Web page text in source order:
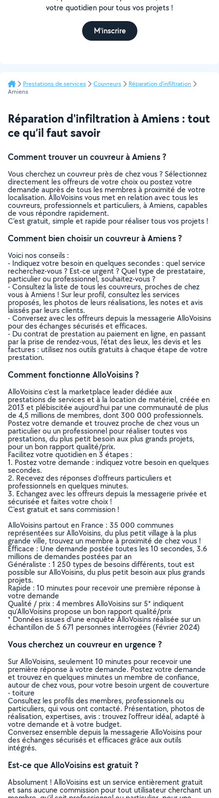
votre quotidien pour tous vos projets !
M'inscrire
Prestations de services Couvreurs
Réparation d'infiltration
Amiens
Réparation d'infiltration à Amiens : tout
ce qu’il faut savoir
Comment trouver un couvreur à Amiens ?
Vous cherchez un couvreur près de chez vous ? Sélectionnez
directement les offreurs de votre choix ou postez votre
demande auprès de tous les membres à proximité de votre
localisation. AlloVoisins vous met en relation avec tous les
couvreurs, professionnels et particuliers, à Amiens, capables
de vous répondre rapidement.
C’est gratuit, simple et rapide pour réaliser tous vos projets !
Comment bien choisir un couvreur à Amiens ?
Voici nos conseils :
- Indiquez votre besoin en quelques secondes : quel service
recherchez-vous ? Est-ce urgent ? Quel type de prestataire,
particulier ou professionnel, souhaitez-vous ?
- Consultez la liste de tous les couvreurs, proches de chez
vous à Amiens ! Sur leur profil, consultez les services
proposés, les photos de leurs réalisations, les notes et avis
laissés par leurs clients.
- Conversez avec les offreurs depuis la messagerie AlloVoisins
pour des échanges sécurisés et efficaces.
- Du contrat de prestation au paiement en ligne, en passant
par la prise de rendez-vous, l’état des lieux, les devis et les
factures : utilisez nos outils gratuits à chaque étape de votre
prestation.
Comment fonctionne AlloVoisins ?
AlloVoisins c’est la marketplace leader dédiée aux
prestations de services et à la location de matériel, créée en
2013 et plébiscitée aujourd’hui par une communauté de plus
de 4,5 millions de membres, dont 300 000 professionnels.
Postez votre demande et trouvez proche de chez vous un
particulier ou un professionnel pour réaliser toutes vos
prestations, du plus petit besoin aux plus grands projets,
pour un bon rapport qualité/prix.
Facilitez votre quotidien en 3 étapes :
1. Postez votre demande : indiquez votre besoin en quelques
secondes.
2. Recevez des réponses d’offreurs particuliers et
professionnels en quelques minutes.
3. Echangez avec les offreurs depuis la messagerie privée et
sécurisée et faites votre choix !
C’est gratuit et sans commission !
AlloVoisins partout en France : 35 000 communes
représentées sur AlloVoisins, du plus petit village à la plus
grande ville, trouvez un membre à proximité de chez vous !
Efficace : Une demande postée toutes les 10 secondes, 3.6
millions de demandes postées par an
Généraliste : 1 250 types de besoins différents, tout est
possible sur AlloVoisins, du plus petit besoin aux plus grands
projets.
Rapide : 10 minutes pour recevoir une première réponse à
votre demande
Qualité / prix : 4 membres AlloVoisins sur 5* indiquent
qu’AlloVoisins propose un bon rapport qualité/prix
* Données issues d’une enquête AlloVoisins réalisée sur un
échantillon de 5 671 personnes interrogées (Février 2024)
Vous cherchez un couvreur en urgence ?
Sur AlloVoisins, seulement 10 minutes pour recevoir une
première réponse à votre demande. Postez votre demande
et trouvez en quelques minutes un membre de confiance,
autour de chez vous, pour votre besoin urgent de couverture
- toiture
Consultez les profils des membres, professionnels ou
particuliers, qui vous ont contacté. Présentation, photos de
réalisation, expertises, avis : trouvez l'offreur idéal, adapté à
votre demande et à votre budget.
Conversez ensemble depuis la messagerie AlloVoisins pour
des échanges sécurisés et efficaces grâce aux outils
intégrés.
Est-ce que AlloVoisins est gratuit ?
Absolument ! AlloVoisins est un service entièrement gratuit
et sans aucune commission pour tout utilisateur cherchant un